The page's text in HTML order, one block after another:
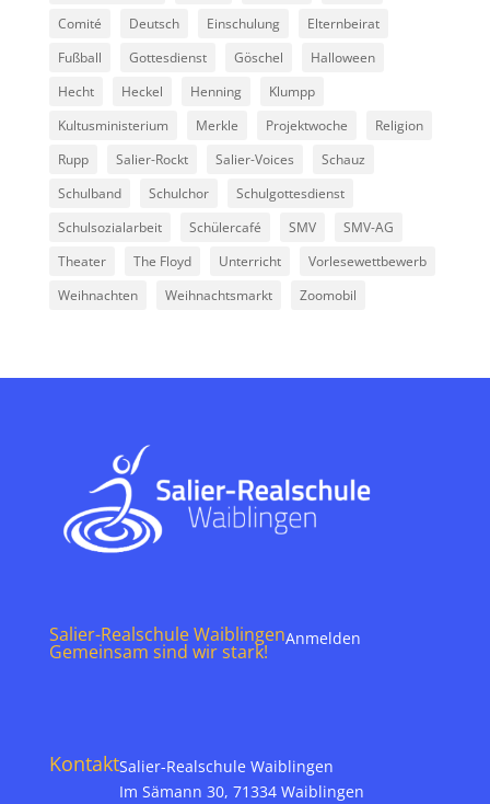
Comité
Deutsch Einschulung
Elternbeirat
Fußball
Gottesdienst Göschel
Halloween
Hecht
Heckel Henning
Klumpp
Kultusministerium
Merkle Projektwoche
Religion
Rupp
Salier-Rockt Salier-Voices
Schauz
Schulband
Schulchor
Schulgottesdienst
Schulsozialarbeit
Schülercafé SMV
SMV-AG
Theater
The Floyd Unterricht
Vorlesewettbewerb
Weihnachten
Weihnachtsmarkt Zoomobil
Salier-Realschule Waiblingen
Gemeinsam sind wir stark!
Anmelden
KontaktSalier-Realschule Waiblingen
Im Sämann 30, 71334 Waiblingen